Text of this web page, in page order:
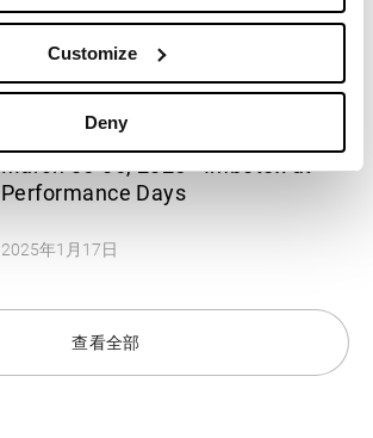
Customize
Deny
March 11-12, 2025 - Imbotex at
Functional Textiles Shanghai
2025年1月17日
March 05-06, 2025 - Imbotex at
Performance Days
查看全部